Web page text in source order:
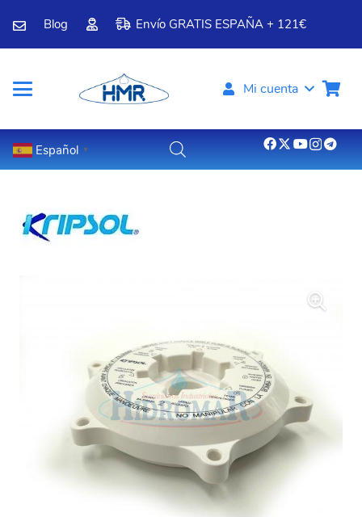
Blog Envío GRATIS ESPAÑA + 121€
Mi cuenta
Español ▼